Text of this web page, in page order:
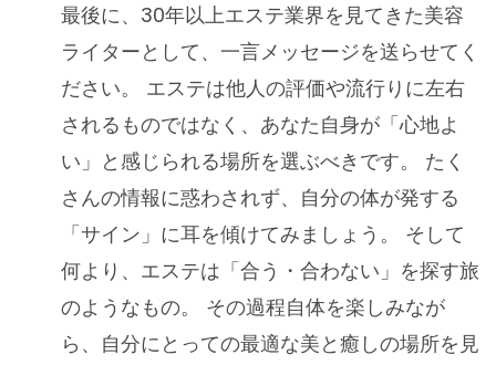
最後に、30年以上エステ業界を見てきた美容
ライターとして、一言メッセージを送らせてく
ださい。 エステは他人の評価や流行りに左右
されるものではなく、あなた自身が「心地よ
い」と感じられる場所を選ぶべきです。 たく
さんの情報に惑わされず、自分の体が発する
「サイン」に耳を傾けてみましょう。 そして
何より、エステは「合う・合わない」を探す旅
のようなもの。 その過程自体を楽しみなが
ら、自分にとっての最適な美と癒しの場所を見